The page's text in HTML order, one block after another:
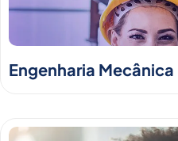
Engenharia Mecânica